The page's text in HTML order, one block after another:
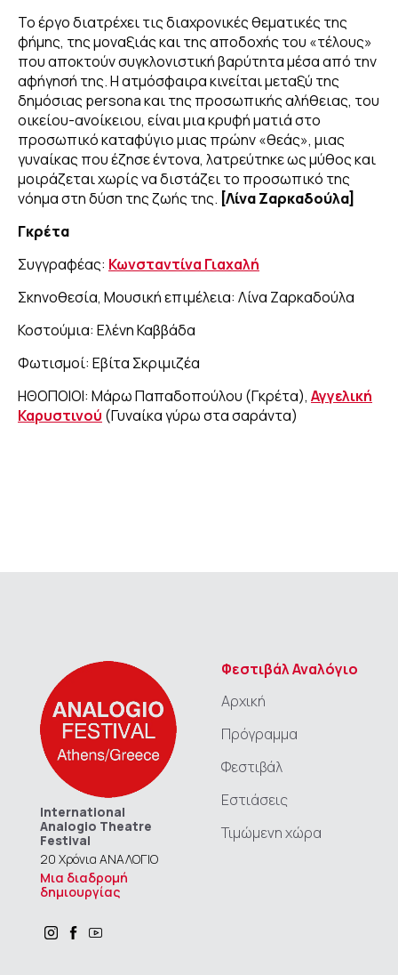
Το έργο διατρέχει τις διαχρονικές θεματικές της
φήμης, της μοναξιάς και της αποδοχής του «τέλους»
που αποκτούν συγκλονιστική βαρύτητα μέσα από την
αφήγησή της. Η ατμόσφαιρα κινείται μεταξύ της
δημόσιας persona και της προσωπικής αλήθειας, του
οικείου-ανοίκειου, είναι μια κρυφή ματιά στο
προσωπικό καταφύγιο μιας πρώην «θεάς», μιας
γυναίκας που έζησε έντονα, λατρεύτηκε ως μύθος και
μοιράζεται χωρίς να διστάζει το προσωπικό της
νόημα στη δύση της ζωής της. [Λίνα Ζαρκαδούλα]
Γκρέτα
Συγγραφέας: Κωνσταντίνα Γιαχαλή
Σκηνοθεσία, Μουσική επιμέλεια: Λίνα Ζαρκαδούλα
Κοστούμια: Ελένη Καββάδα
Φωτισμοί: Εβίτα Σκριμιζέα
ΗΘΟΠΟΙΟΙ: Μάρω Παπαδοπούλου (Γκρέτα), Αγγελική
Καρυστινού (Γυναίκα γύρω στα σαράντα)
International
Analogio Theatre
Festival
20 Χρόνια ΑΝΑΛΟΓΙΟ
Μια διαδρομή
δημιουργίας
Φεστιβάλ Αναλόγιο
Αρχική
Πρόγραμμα
Φεστιβάλ
Εστιάσεις
Τιμώμενη χώρα